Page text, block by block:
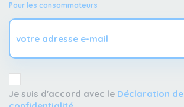
Pour les consommateurs
Je suis d'accord avec le Déclaration de